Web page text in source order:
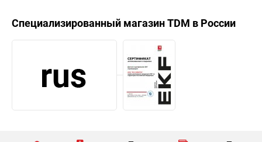
Специализированный магазинTDM в России